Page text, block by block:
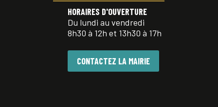
HORAIRES D'OUVERTURE
Du lundi au vendredi
8h30 à 12h et 13h30 à 17h
CONTACTEZ LA MAIRIE